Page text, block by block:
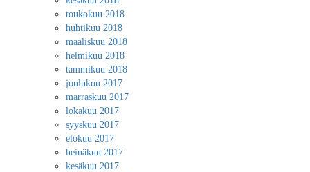
toukokuu 2018
huhtikuu 2018
maaliskuu 2018
helmikuu 2018
tammikuu 2018
joulukuu 2017
marraskuu 2017
lokakuu 2017
syyskuu 2017
elokuu 2017
heinäkuu 2017
kesäkuu 2017